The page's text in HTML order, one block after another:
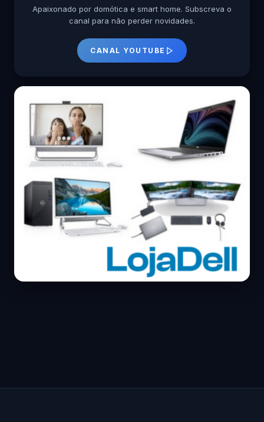
Apaixonado por domótica e smart home. Subscreva o
canal para não perder novidades.
CANAL YOUTUBE